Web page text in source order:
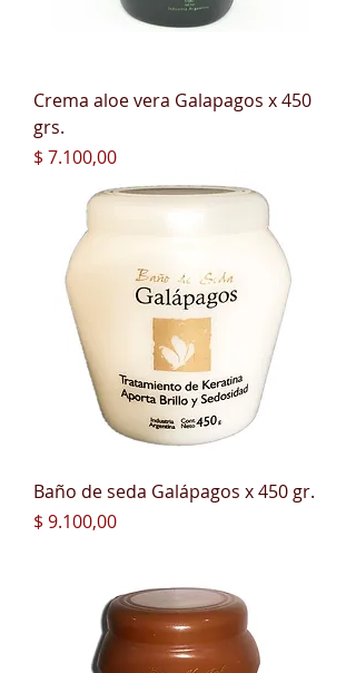
Crema aloe vera Galapagos x 450
grs.
Precio
$ 7.100,00
Baño de seda Galápagos x 450 gr.
Precio
$ 9.100,00